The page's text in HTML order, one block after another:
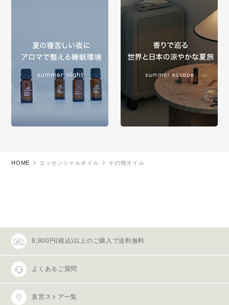
HOME エッセンシャルオイル その他オイル
8,800円(税込)以上のご購入で送料無料
よくあるご質問
直営ストア一覧